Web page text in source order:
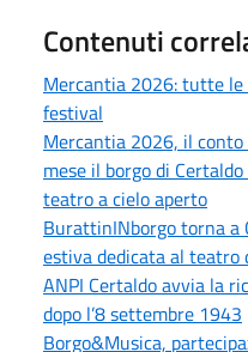
Contenuti
Mercantia 2026: tutte
festival
Mercantia 2026, il
mese il borgo di
teatro a cielo aperto
BurattinINborgo torna a
estiva dedicata al teatro
ANPI Certaldo avvia la
dopo l’8 settembre 1943
Borgo&Musica,